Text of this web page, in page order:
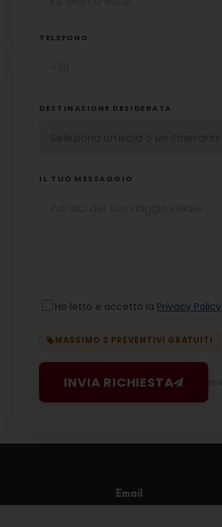
TELEFONO
DESTINAZIONE DESIDERATA
IL TUO MESSAGGIO
Ho letto e accetto la Privacy Policy
MASSIMO 2 PREVENTIVI GRATUITI
INVIA RICHIESTA
Email